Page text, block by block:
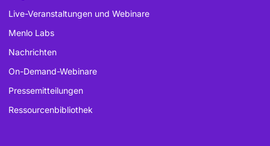
Live-Veranstaltungen und Webinare
Menlo Labs
Nachrichten
On-Demand-Webinare
Pressemitteilungen
Ressourcenbibliothek